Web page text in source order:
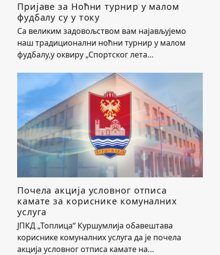
Пријаве за Ноћни турнир у малом
фудбалу су у току
Са великим задовољством вам најављујемо
наш традиционални ноћни турнир у малом
фудбалу,у оквиру „Спортског лета…
Почела акција условног отписа
камате за кориснике комуналних
услуга
ЈПКД „Топлица“ Куршумлија обавештава
кориснике комуналних услуга да је почела
акција условног отписа камате на…